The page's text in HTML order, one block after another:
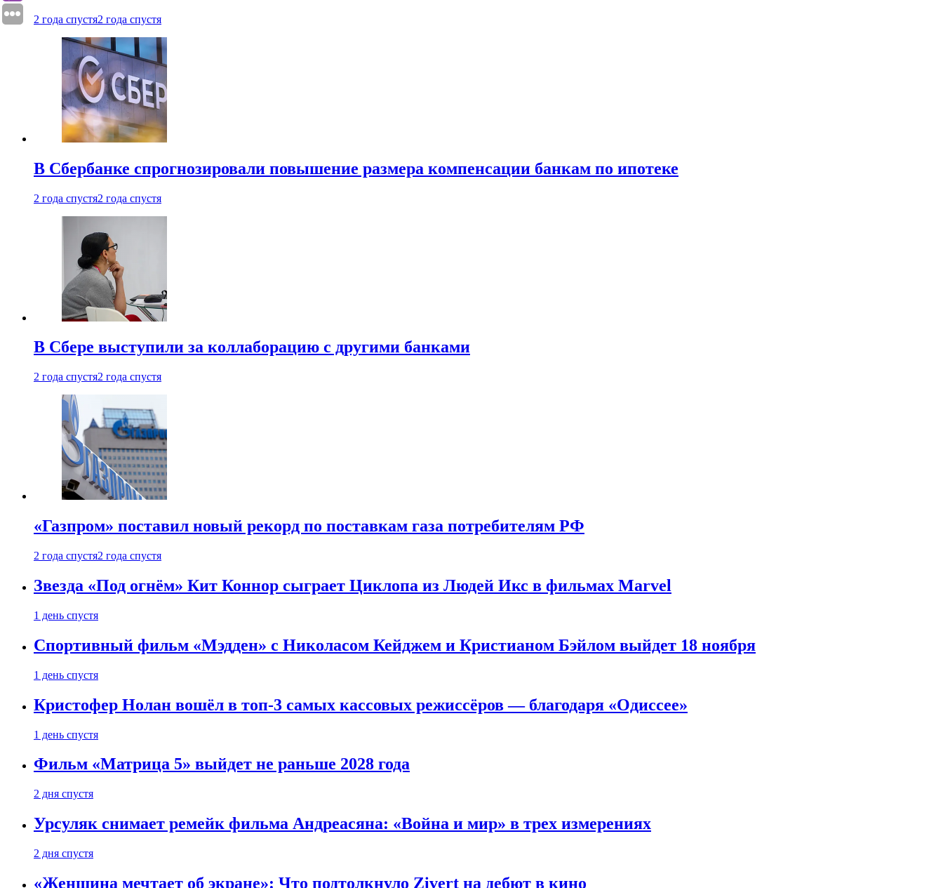
2 года спустя2 года спустя
В Сбербанке спрогнозировали повышение размера компенсации банкам по ипотеке
2 года спустя2 года спустя
В Сбере выступили за коллаборацию с другими банками
2 года спустя2 года спустя
«Газпром» поставил новый рекорд по поставкам газа потребителям РФ
2 года спустя2 года спустя
Звезда «Под огнём» Кит Коннор сыграет Циклопа из Людей Икс в фильмах Marvel
1 день спустя
Спортивный фильм «Мэдден» с Николасом Кейджем и Кристианом Бэйлом выйдет 18 ноября
1 день спустя
Кристофер Нолан вошёл в топ-3 самых кассовых режиссёров — благодаря «Одиссее»
1 день спустя
Фильм «Матрица 5» выйдет не раньше 2028 года
2 дня спустя
Урсуляк снимает ремейк фильма Андреасяна: «Война и мир» в трех измерениях
2 дня спустя
«Женщина мечтает об экране»: Что подтолкнуло Zivert на дебют в кино